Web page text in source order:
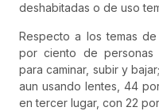
deshabitadas o de uso
Respecto a los temas
por ciento de personas
para caminar, subir y
aun usando lentes, 44
en tercer lugar, con 22